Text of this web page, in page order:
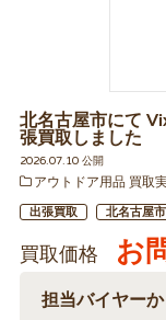
北名古屋市にて
張買取しました
2026.07.10 公開
アウトドア用品 買取
出張買取 北名古屋市
買取価格 お
担当バイヤー